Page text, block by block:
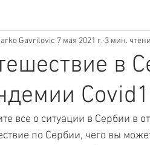
в
Gavrilovic 7 мая 2021 г. 3 мин.
все о ситуации в Сербии в
по Сербии, чего вы